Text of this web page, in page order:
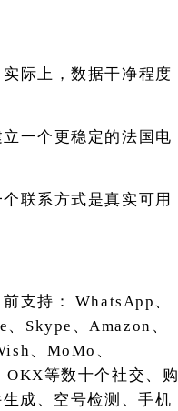
际上，数据干净程度
一个更稳定的法国电
联系方式是真实可用
支持：
WhatsApp、
Skype、Amazon、
、MoMo、
等数十个社交、购
成、空号检测、手机